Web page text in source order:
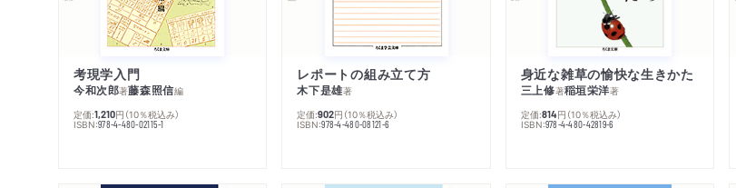
考現学入門
今和次郎著藤森照信編
定価:1,210円 （10％税込み）
ISBN:978-4-480-02115-1
レポートの組み立て方
木下是雄著
定価:902円 （10％税込み）
ISBN:978-4-480-08121-6
身近な雑草の愉快な生きかた
三上修著稲垣栄洋著
定価:814円 （10％税込み）
ISBN:978-4-480-42819-6